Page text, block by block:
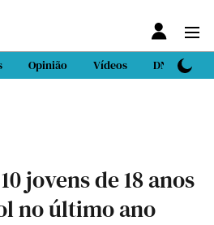
Opinião Vídeos DN Sport
jovens de 18 anos
no último ano